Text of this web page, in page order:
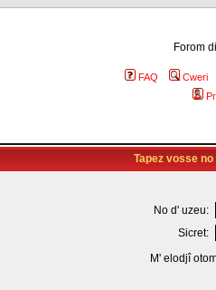
Forom
FAQ
Cweri
Tapez vosse
No d' uzeu:
Sicret:
M' elodjî